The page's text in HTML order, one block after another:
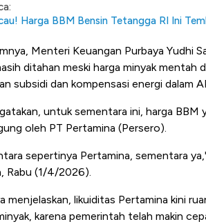
Harga BBM Bensin Tetangga RI Ini
Menteri Keuangan Purbaya Yudhi
ditahan meski harga minyak mentah
subsidi dan kompensasi energi dalam
untuk sementara ini, harga
oleh PT Pertamina (Persero).
sepertinya Pertamina, sementara
Rabu (1/4/2026).
menjelaskan, likuiditas Pertamina kini
karena pemerintah telah makin